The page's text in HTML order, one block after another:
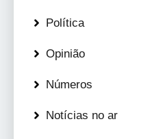
Política
Opinião
Números
Notícias no ar